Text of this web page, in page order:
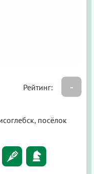
Рейтинг: -
посёлок